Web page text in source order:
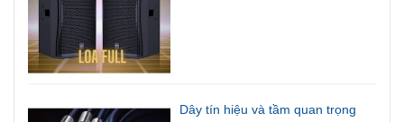
Dây tín hiệu và tầm quan trọng